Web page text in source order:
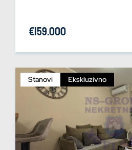
€159.000
Stanovi Ekskluzivno